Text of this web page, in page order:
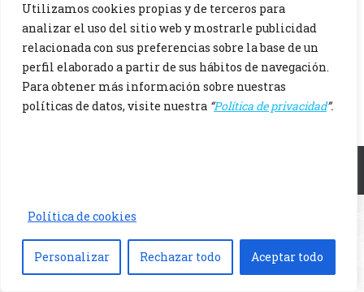
Utilizamos cookies propias y de terceros para
analizar el uso del sitio web y mostrarle publicidad
relacionada con sus preferencias sobre la base de un
perfil elaborado a partir de sus hábitos de navegación.
Para obtener más información sobre nuestras
políticas de datos, visite nuestra “Política de privacidad”.
Política de cookies
Personalizar Rechazar todo Aceptar todo